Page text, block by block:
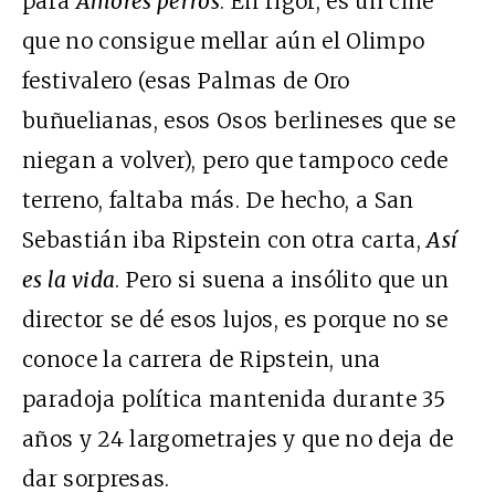
que no consigue mellar aún el Olimpo
festivalero (esas Palmas de Oro
buñuelianas, esos Osos berlineses que se
niegan a volver), pero que tampoco cede
terreno, faltaba más. De hecho, a San
Sebastián iba Ripstein con otra carta,Así
es la vida. Pero si suena a insólito que un
director se dé esos lujos, es porque no se
conoce la carrera de Ripstein, una
paradoja política mantenida durante 35
años y 24 largometrajes y que no deja de
dar sorpresas.